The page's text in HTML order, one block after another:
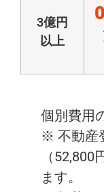
3億円
以上
個別費用
※ 不動産
（
ます。